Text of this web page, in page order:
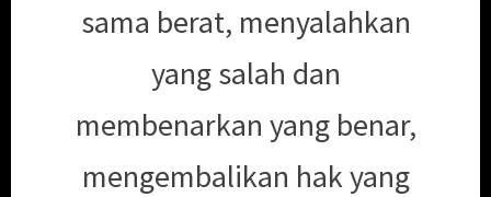
sama berat, menyalahkan
yang salah dan
membenarkan yang benar,
mengembalikan hak yang